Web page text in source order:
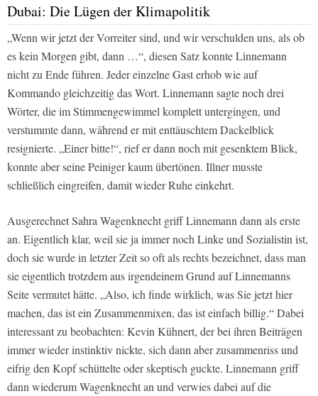
Dubai: Die Lügen der Klimapolitik
„Wenn wir jetzt der Vorreiter sind, und wir verschulden uns, als ob
es kein Morgen gibt, dann …“, diesen Satz konnte Linnemann
nicht zu Ende führen. Jeder einzelne Gast erhob wie auf
Kommando gleichzeitig das Wort. Linnemann sagte noch drei
Wörter, die im Stimmengewimmel komplett untergingen, und
verstummte dann, während er mit enttäuschtem Dackelblick
resignierte. „Einer bitte!“, rief er dann noch mit gesenktem Blick,
konnte aber seine Peiniger kaum übertönen. Illner musste
schließlich eingreifen, damit wieder Ruhe einkehrt.
Ausgerechnet Sahra Wagenknecht griff Linnemann dann als erste
an. Eigentlich klar, weil sie ja immer noch Linke und Sozialistin ist,
doch sie wurde in letzter Zeit so oft als rechts bezeichnet, dass man
sie eigentlich trotzdem aus irgendeinem Grund auf Linnemanns
Seite vermutet hätte. „Also, ich finde wirklich, was Sie jetzt hier
machen, das ist ein Zusammenmixen, das ist einfach billig.“ Dabei
interessant zu beobachten: Kevin Kühnert, der bei ihren Beiträgen
immer wieder instinktiv nickte, sich dann aber zusammenriss und
eifrig den Kopf schüttelte oder skeptisch guckte. Linnemann griff
dann wiederum Wagenknecht an und verwies dabei auf die